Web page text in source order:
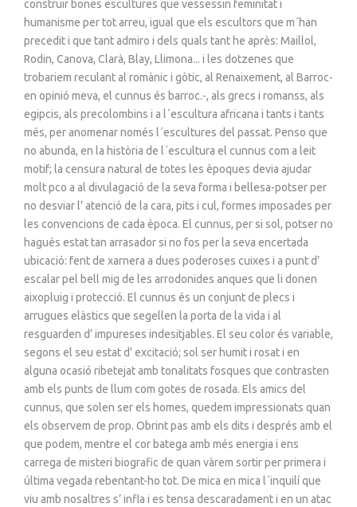
construir bones escultures que vessessin feminitat i
humanisme per tot arreu, igual que els escultors que m´han
precedit i que tant admiro i dels quals tant he après: Maillol,
Rodin, Canova, Clarà, Blay, Llimona... i les dotzenes que
trobariem reculant al romànic i gòtic, al Renaixement, al Barroc-
en opinió meva, el cunnus és barroc.-, als grecs i romanss, als
egipcis, als precolombins i a l´escultura africana i tants i tants
més, per anomenar només l´escultures del passat. Penso que
no abunda, en la història de l´escultura el cunnus com a leit
motif; la censura natural de totes les èpoques devia ajudar
molt pco a al divulagació de la seva forma i bellesa-potser per
no desviar l’ atenció de la cara, pits i cul, formes imposades per
les convencions de cada època. El cunnus, per si sol, potser no
hagués estat tan arrasador si no fos per la seva encertada
ubicació: fent de xarnera a dues poderoses cuixes i a punt d’
escalar pel bell mig de les arrodonides anques que li donen
aixopluig i protecció. El cunnus és un conjunt de plecs i
arrugues elàstics que segellen la porta de la vida i al
resguarden d’ impureses indesitjables. El seu color és variable,
segons el seu estat d’ excitació; sol ser humit i rosat i en
alguna ocasió ribetejat amb tonalitats fosques que contrasten
amb els punts de llum com gotes de rosada. Els amics del
cunnus, que solen ser els homes, quedem impressionats quan
els observem de prop. Obrint pas amb els dits i després amb el
que podem, mentre el cor batega amb més energia i ens
carrega de misteri biografic de quan vàrem sortir per primera i
última vegada rebentant-ho tot. De mica en mica l´inquilí que
viu amb nosaltres s’ infla i es tensa descaradament i en un atac